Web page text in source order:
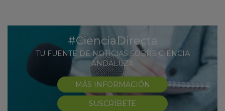
#CienciaDirecta
TU FUENTE DE NOTICIAS SOBRE CIENCIA
ANDALUZA
MÁS INFORMACIÓN
SUSCRÍBETE